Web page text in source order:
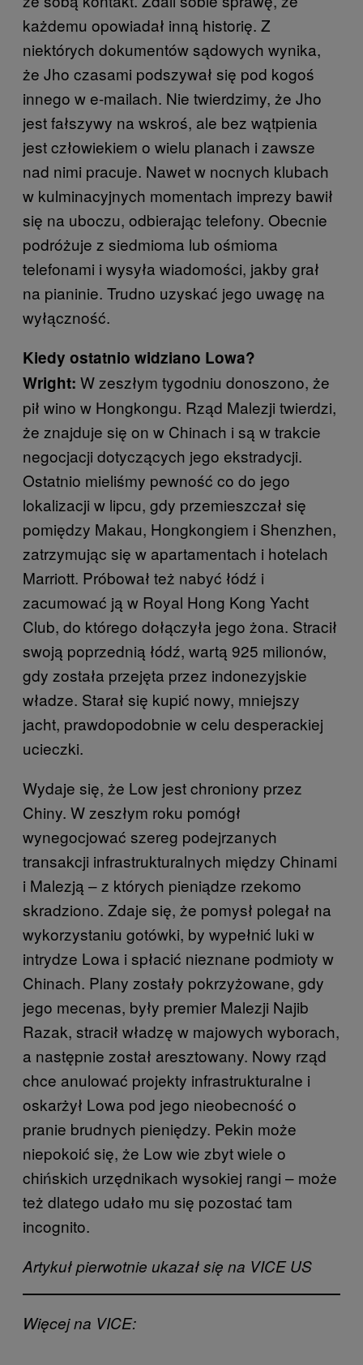
każdemu opowiadał inną historię. Z
niektórych dokumentów sądowych wynika,
że Jho czasami podszywał się pod kogoś
innego w e-mailach. Nie twierdzimy, że Jho
jest fałszywy na wskroś, ale bez wątpienia
jest człowiekiem o wielu planach i zawsze
nad nimi pracuje. Nawet w nocnych klubach
w kulminacyjnych momentach imprezy bawił
się na uboczu, odbierając telefony. Obecnie
podróżuje z siedmioma lub ośmioma
telefonami i wysyła wiadomości, jakby grał
na pianinie. Trudno uzyskać jego uwagę na
wyłączność.
Kiedy ostatnio widziano Lowa?
Wright: W zeszłym tygodniu donoszono, że
pił wino w Hongkongu. Rząd Malezji twierdzi,
że znajduje się on w Chinach i są w trakcie
negocjacji dotyczących jego ekstradycji.
Ostatnio mieliśmy pewność co do jego
lokalizacji w lipcu, gdy przemieszczał się
pomiędzy Makau, Hongkongiem i Shenzhen,
zatrzymując się w apartamentach i hotelach
Marriott. Próbował też nabyć łódź i
zacumować ją w Royal Hong Kong Yacht
Club, do którego dołączyła jego żona. Stracił
swoją poprzednią łódź, wartą 925 milionów,
gdy została przejęta przez indonezyjskie
władze. Starał się kupić nowy, mniejszy
jacht, prawdopodobnie w celu desperackiej
ucieczki.
Wydaje się, że Low jest chroniony przez
Chiny. W zeszłym roku pomógł
wynegocjować szereg podejrzanych
transakcji infrastrukturalnych między Chinami
i Malezją – z których pieniądze rzekomo
skradziono. Zdaje się, że pomysł polegał na
wykorzystaniu gotówki, by wypełnić luki w
intrydze Lowa i spłacić nieznane podmioty w
Chinach. Plany zostały pokrzyżowane, gdy
jego mecenas, były premier Malezji Najib
Razak, stracił władzę w majowych wyborach,
a następnie został aresztowany. Nowy rząd
chce anulować projekty infrastrukturalne i
oskarżył Lowa pod jego nieobecność o
pranie brudnych pieniędzy. Pekin może
niepokoić się, że Low wie zbyt wiele o
chińskich urzędnikach wysokiej rangi – może
też dlatego udało mu się pozostać tam
incognito.
Artykuł pierwotnie ukazał się na VICE US
Więcej na VICE: